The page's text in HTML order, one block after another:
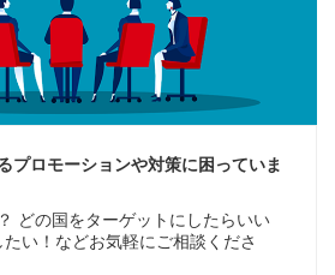
プロモーションや対策に困っていま
どの国をターゲットにしたらいい
い！などお気軽にご相談くださ